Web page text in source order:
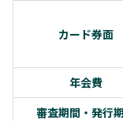
カード券面
年会費
審査期間・発行